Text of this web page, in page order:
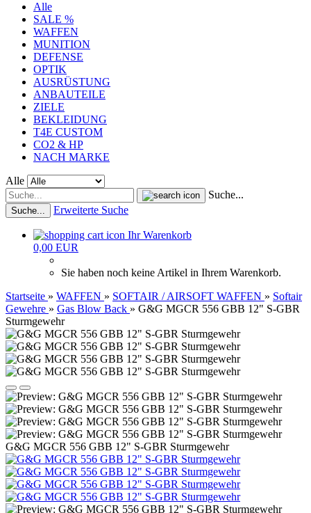
Alle
SALE %
WAFFEN
MUNITION
DEFENSE
OPTIK
AUSRÜSTUNG
ANBAUTEILE
ZIELE
BEKLEIDUNG
T4E CUSTOM
CO2 & HP
NACH MARKE
Alle
Suche...
Suche... Erweiterte Suche
Ihr Warenkorb
0,00 EUR
Sie haben noch keine Artikel in Ihrem Warenkorb.
Startseite » WAFFEN » SOFTAIR / AIRSOFT WAFFEN » Softair
Gewehre » Gas Blow Back » G&G MGCR 556 GBB 12" S-GBR
Sturmgewehr
G&G MGCR 556 GBB 12" S-GBR Sturmgewehr